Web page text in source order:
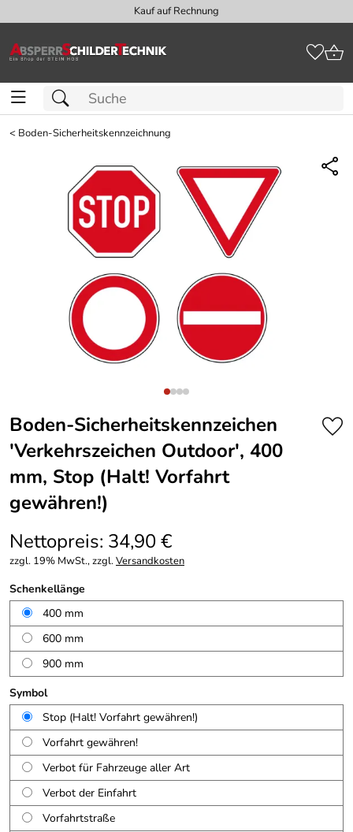
Kauf auf Rechnung
< Boden-Sicherheitskennzeichnung
Boden-Sicherheitskennzeichen
'Verkehrszeichen Outdoor', 400
mm, Stop (Halt! Vorfahrt
gewähren!)
Nettopreis: 34,90 €
zzgl. 19% MwSt., zzgl.Versandkosten
Schenkellänge
400 mm
600 mm
900 mm
Symbol
Stop (Halt! Vorfahrt gewähren!)
Vorfahrt gewähren!
Verbot für Fahrzeuge aller Art
Verbot der Einfahrt
Vorfahrtstraße